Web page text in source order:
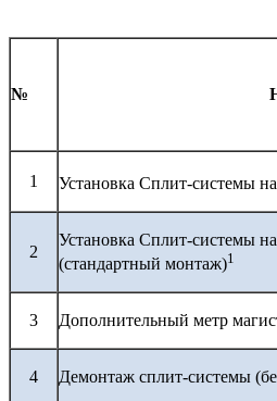
№
1 Установка Сплит-системы
2
Установка Сплит-системы
(стандартный монтаж)1
3 Дополнительный метр
4 Демонтаж сплит-системы